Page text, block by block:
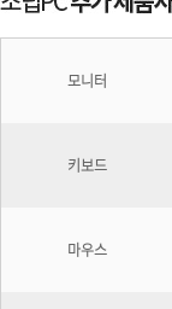
모니터
키보드
마우스